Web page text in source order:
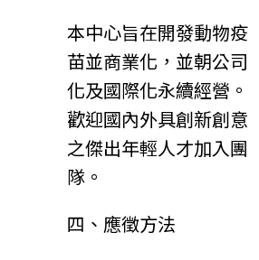
本中心旨在開發動物疫
苗並商業化，並朝公司
化及國際化永續經營。
歡迎國內外具創新創意
之傑出年輕人才加入團
隊。
四、應徵方法